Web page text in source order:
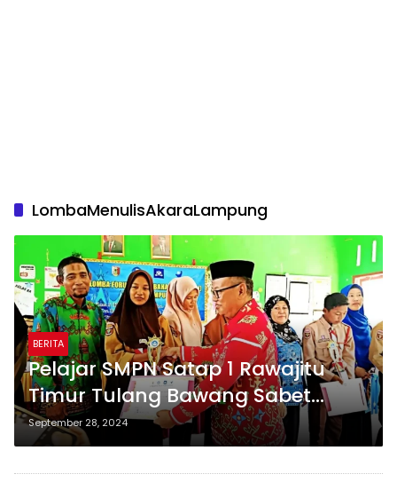
LombaMenulisAkaraLampung
BERITA
Pelajar SMPN Satap 1 Rawajitu
Timur Tulang Bawang Sabet
Juara 2 dalam Lomba Menulis
Aksara Lampung
September 28, 2024